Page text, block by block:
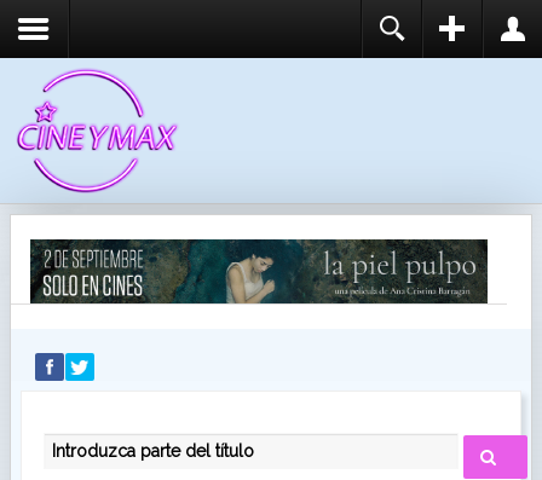
RECUÉRDEME
IDENTIFICARSE
INTRODUZCA PARTE DEL TÍTULO